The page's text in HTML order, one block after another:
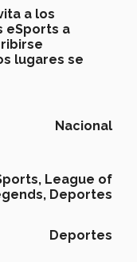
a los
eSports a
lugares se
Nacional
League of
Deportes
Deportes